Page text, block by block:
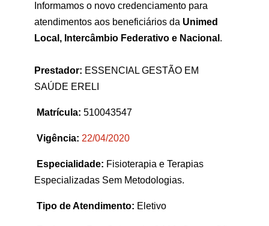
Informamos o novo credenciamento para
atendimentos aos beneficiários da Unimed
Local, Intercâmbio Federativo e Nacional .
Prestador: ESSENCIAL GESTÃO EM
SAÚDE ERELI
Matrícula: 510043547
Vigência: 22/04/2020
Especialidade: Fisioterapia e Terapias
Especializadas Sem Metodologias.
Tipo de Atendimento: Eletivo